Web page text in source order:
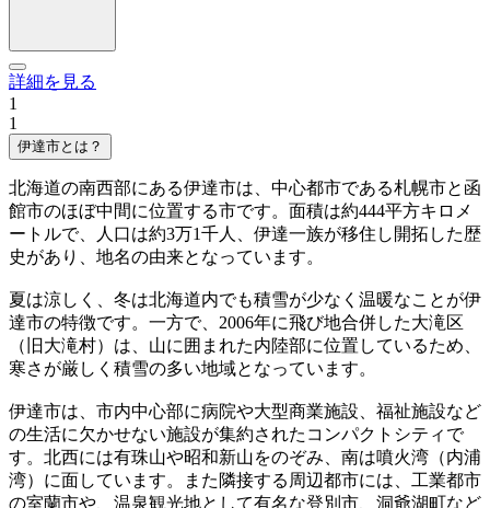
詳細を見る
1
1
伊達市とは？
北海道の南西部にある伊達市は、中心都市である札幌市と函
館市のほぼ中間に位置する市です。面積は約444平方キロメ
ートルで、人口は約3万1千人、伊達一族が移住し開拓した歴
史があり、地名の由来となっています。
夏は涼しく、冬は北海道内でも積雪が少なく温暖なことが伊
達市の特徴です。一方で、2006年に飛び地合併した大滝区
（旧大滝村）は、山に囲まれた内陸部に位置しているため、
寒さが厳しく積雪の多い地域となっています。
伊達市は、市内中心部に病院や大型商業施設、福祉施設など
の生活に欠かせない施設が集約されたコンパクトシティで
す。北西には有珠山や昭和新山をのぞみ、南は噴火湾（内浦
湾）に面しています。また隣接する周辺都市には、工業都市
の室蘭市や、温泉観光地として有名な登別市、洞爺湖町など